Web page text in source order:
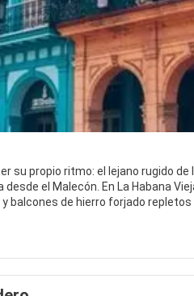
su propio ritmo: el lejano rugido
el Malecón. En La Habana
de hierro forjado repletos
y lugareños charlando en